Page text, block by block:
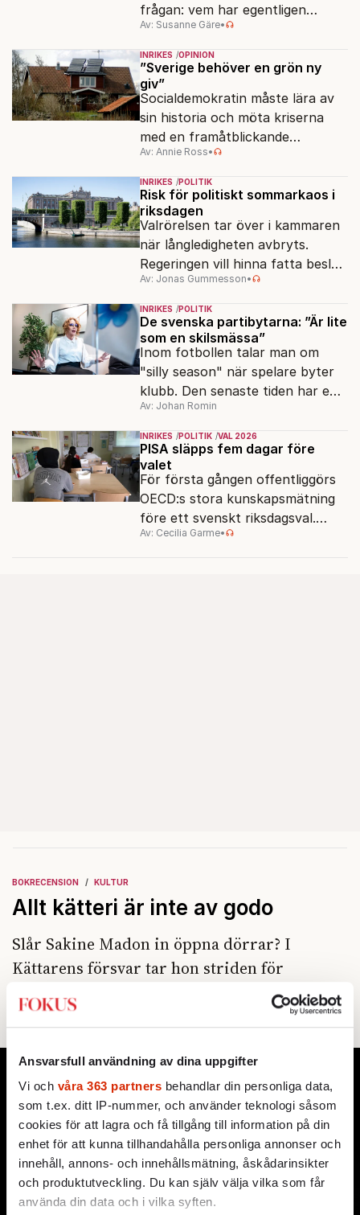
Ansvarsfull användning av dina uppgifter
Vi och våra 363 partners behandlar din personliga data,
som t.ex. ditt IP-nummer, och använder teknologi såsom
cookies för att lagra och få tillgång till information på din
enhet för att kunna tillhandahålla personliga annonser och
innehåll, annons- och innehållsmätning, åskådarinsikter
och produktutveckling. Du kan själv välja vilka som får
använda din data och i vilka syften.
frågan: vem har egentligen
ansvar för Sveriges
vattenresurser?
Av: Susanne Gäre•
INRIKES OPINION
”Sverige behöver en grön ny
giv”
Socialdemokratin måste lära av
sin historia och möta kriserna
med en framåtblickande
strukturpolitik för att göra
Sverige långsiktigt hållbart,
jämlikt och kriståligt.
Av: Annie Ross•
INRIKES POLITIK
Risk för politiskt sommarkaos i
riksdagen
Valrörelsen tar över i kammaren
när långledigheten avbryts.
Regeringen vill hinna fatta beslut
före valet – men oppositionen
ser sin chans att pressa
Tidösidan.
Av: Jonas Gummesson•
INRIKES POLITIK
De svenska partibytarna: ”Är lite
som en skilsmässa”
Inom fotbollen talar man om
"silly season" när spelare byter
klubb. Den senaste tiden har en
rad svenska politiker bytt parti –
men varför, och vad skiljer
partiernas interna kulturer åt?
Av: Johan Romin
INRIKES POLITIK VAL 2026
PISA släpps fem dagar före
valet
För första gången offentliggörs
OECD:s stora kunskapsmätning
före ett svenskt riksdagsval.
Resultatet kan ge skolfrågan ny
Av: Cecilia Garme•
BOKRECENSION KULTUR
Allt kätteri är inte av godo
Slår Sakine Madon in öppna dörrar? I
Kättarens försvar tar hon striden för
yttrandefriheten. Samtidigt känns hon inte
vid det fria ordets konsekvenser.